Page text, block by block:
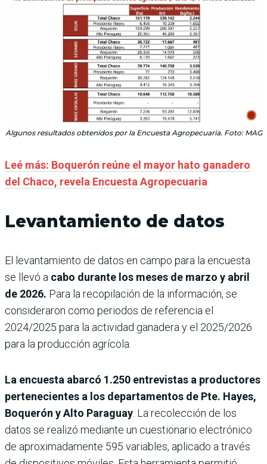
Algunos resultados obtenidos por la Encuesta Agropecuaria. Foto: MAG
Leé más: Boquerón reúne el mayor hato ganadero
del Chaco, revela Encuesta Agropecuaria
Levantamiento de datos
El levantamiento de datos en campo para la encuesta
se llevó a cabo durante los meses de marzo y abril
de 2026. Para la recopilación de la información, se
consideraron como periodos de referencia el
2024/2025 para la actividad ganadera y el 2025/2026
para la producción agrícola.
La encuesta abarcó 1.250 entrevistas a productores
pertenecientes a los departamentos de Pte. Hayes,
Boquerón y Alto Paraguay . La recolección de los
datos se realizó mediante un cuestionario electrónico
de aproximadamente 595 variables, aplicado a través